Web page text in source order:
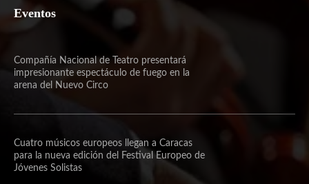
Eventos
Compañía Nacional de Teatro presentará
impresionante espectáculo de fuego en la
arena del Nuevo Circo
Cuatro músicos europeos llegan a Caracas
para la nueva edición del Festival Europeo de
Jóvenes Solistas